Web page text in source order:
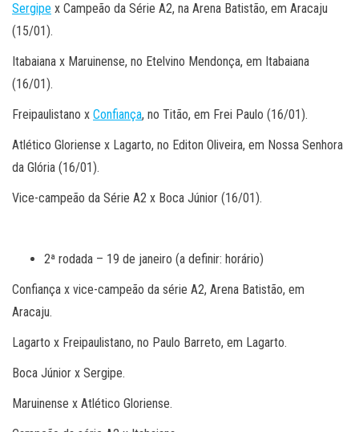
Sergipe x Campeão da Série A2, na Arena Batistão, em Aracaju
(15/01).
Itabaiana x Maruinense, no Etelvino Mendonça, em Itabaiana
(16/01).
Freipaulistano x Confiança, no Titão, em Frei Paulo (16/01).
Atlético Gloriense x Lagarto, no Editon Oliveira, em Nossa Senhora
da Glória (16/01).
Vice-campeão da Série A2 x Boca Júnior (16/01).
2ª rodada – 19 de janeiro (a definir: horário)
Confiança x vice-campeão da série A2, Arena Batistão, em
Aracaju.
Lagarto x Freipaulistano, no Paulo Barreto, em Lagarto.
Boca Júnior x Sergipe.
Maruinense x Atlético Gloriense.